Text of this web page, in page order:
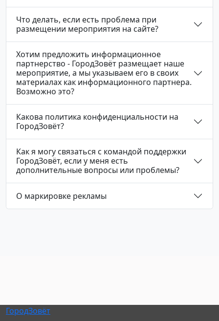
Что делать, если есть проблема при
размещении мероприятия на сайте?
Хотим предложить информационное
партнерство - ГородЗовёт размещает наше
мероприятие, а мы указываем его в своих
материалах как информационного партнера.
Возможно это?
Какова политика конфиденциальности на
ГородЗовёт?
Как я могу связаться с командой поддержки
ГородЗовёт, если у меня есть
дополнительные вопросы или проблемы?
О маркировке рекламы
ГородЗовёт